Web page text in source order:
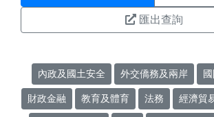
匯出查詢
內政及國土安全 外交僑務及兩岸
財政金融 教育及體育 法務 經濟貿